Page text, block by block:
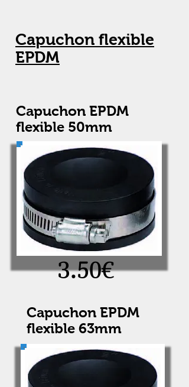
Capuchon flexible
EPDM
Capuchon EPDM
flexible 50mm
3.50€
Capuchon EPDM
flexible 63mm